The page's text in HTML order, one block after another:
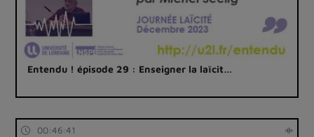
Entendu ! épisode 29 : Enseigner la laïcit…
00:46:41